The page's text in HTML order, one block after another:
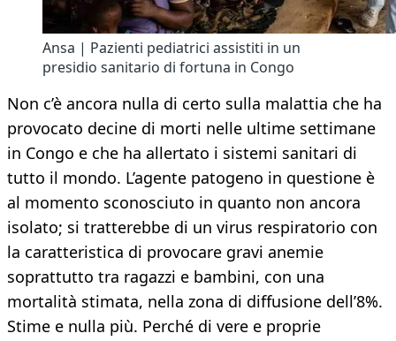
Ansa | Pazienti pediatrici assistiti in un
presidio sanitario di fortuna in Congo
Non c’è ancora nulla di certo sulla malattia che ha
provocato decine di morti nelle ultime settimane
in Congo e che ha allertato i sistemi sanitari di
tutto il mondo. L’agente patogeno in questione è
al momento sconosciuto in quanto non ancora
isolato; si tratterebbe di un virus respiratorio con
la caratteristica di provocare gravi anemie
soprattutto tra ragazzi e bambini, con una
mortalità stimata, nella zona di diffusione dell’8%.
Stime e nulla più. Perché di vere e proprie